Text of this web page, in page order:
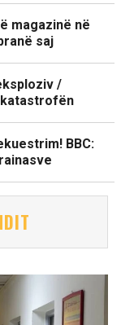
magazinë në
saj
/
BBC: